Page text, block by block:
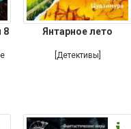
8 Янтарное лето
[Детективы]